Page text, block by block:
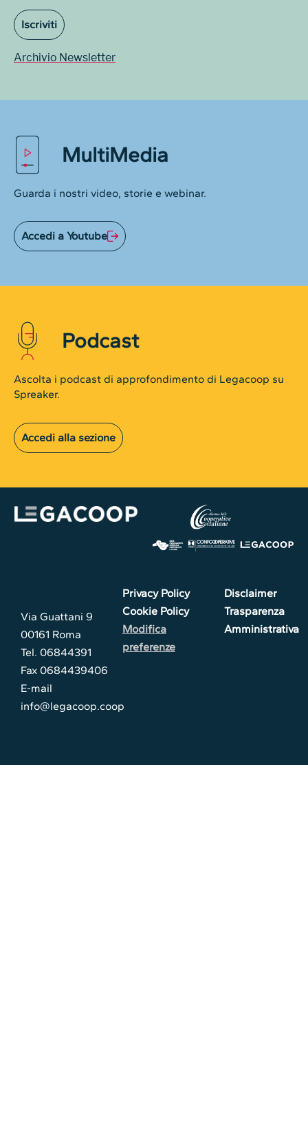
Iscriviti
Archivio Newsletter
MultiMedia
Guarda i nostri video, storie e webinar.
Accedi a Youtube
Podcast
Ascolta i podcast di approfondimento di Legacoop su
Spreaker.
Accedi alla sezione
Via Guattani 9
00161 Roma
Tel. 06844391
Fax 0684439406
E-mail
info@legacoop.coop
Privacy Policy
Cookie Policy
Modifica
preferenze
Disclaimer
Trasparenza
Amministrativa